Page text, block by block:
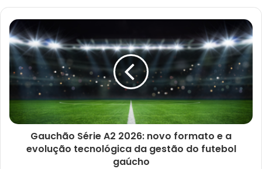
b
s
t
e
Gauchão Série A2 2026: novo formato e a
evolução tecnológica da gestão do futebol
gaúcho